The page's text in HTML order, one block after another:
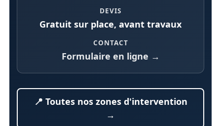
DEVIS
Gratuit sur place, avant travaux
CONTACT
Formulaire en ligne →
📍 Toutes nos zones d'intervention
→